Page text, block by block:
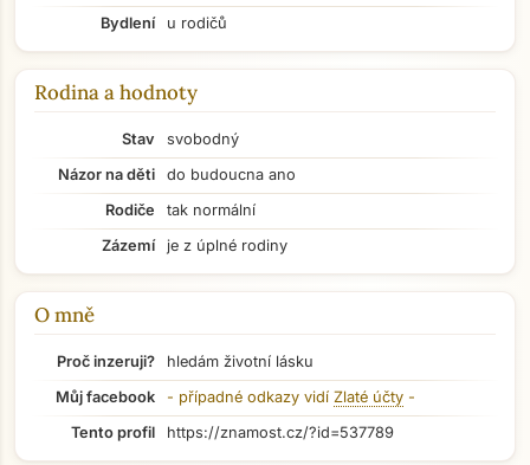
Přejít na hlavní obsah
Bydlení
u rodičů
Rodina a hodnoty
Stav
svobodný
Názor na děti
do budoucna ano
Rodiče
tak normální
Zázemí
je z úplné rodiny
O mně
Proč inzeruji?
hledám životní lásku
Můj facebook
- případné odkazy vidí Zlaté účty -
Tento profil
https://znamost.cz/?id=537789